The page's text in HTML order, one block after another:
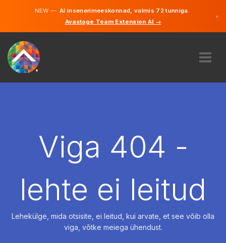
NEW —AI insenerimeeskonnad, valmis 72 tunniga.
Avastage Team Extension AI →
×
PALKAMAViga 404 -
lehte ei leitud
Lehekülge, mida otsisite, ei leitud, kui arvate, et see võib olla
viga, võtke meiega ühendust.